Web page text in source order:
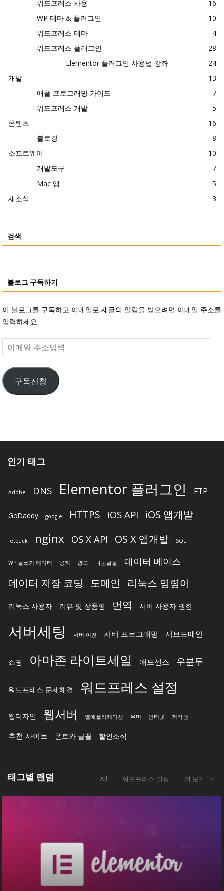
워드프레스 사용
16
WP 테마 & 플러그인
10
워드프레스 테마
4
워드프레스 플러그인
28
Elementor 플러그인 사용법 강좌
24
개발
13
애플 프로그래밍 가이드
7
워드프레스 개발
5
콘텐츠
16
블로깅
8
소프트웨어
10
개발도구
7
Mac 앱
5
새소식
3
검색
블로그 구독하기
이 블로그를 구독하고 이메일로 새글의 알림을 받으려면 이메일 주소를
입력하세요
구독신청
인기 태그
Adobe DNS Elementor 플러그인 FTP
GoDaddy google HTTPS iOS API iOS 앱개발
jetpack nginx OS X API OS X 앱개발 SQL
WP 글쓰기 에디터 공지 광고 나눔글꼴 데이터 베이스
데이터 저장 코딩 도메인 리눅스 명령어
리눅스 사용자 리뷰 및 상품평 번역 서버 사용자 권한
서버세팅 서버 이전 서버 프로그래밍 서브도메인
쇼핑 아마존 라이트세일 애드센스 우분투
워드프레스 문제해결 워드프레스 설정
웹디자인 웹서버 웹애플리케이션 유머 인터넷 저작권
추천 사이트 폰트와 글꼴 할인소식
태그별 랜덤 All 워드프레스 설정 더 보기